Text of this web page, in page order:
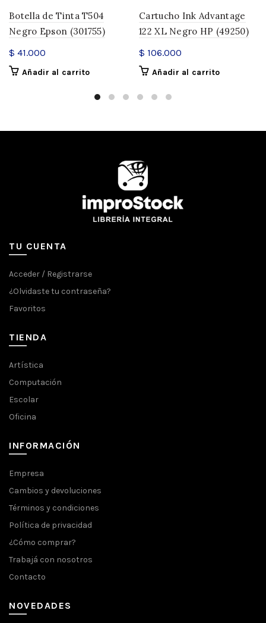
Botella de Tinta T504
Negro Epson (301755)
$ 41.000
Añadir al carrito
Cartucho Ink Advantage
122 XL Negro HP (49250)
$ 106.000
Añadir al carrito
TU CUENTA
Acceder / Registrarse
¿Olvidaste tu contraseña?
Favoritos
TIENDA
Artística
Computación
Escolar
Oficina
INFORMACIÓN
Empresa
Cambios y devoluciones
Términos y condiciones
Política de privacidad
¿Cómo comprar?
Trabajá con nosotros
Contacto
NOVEDADES